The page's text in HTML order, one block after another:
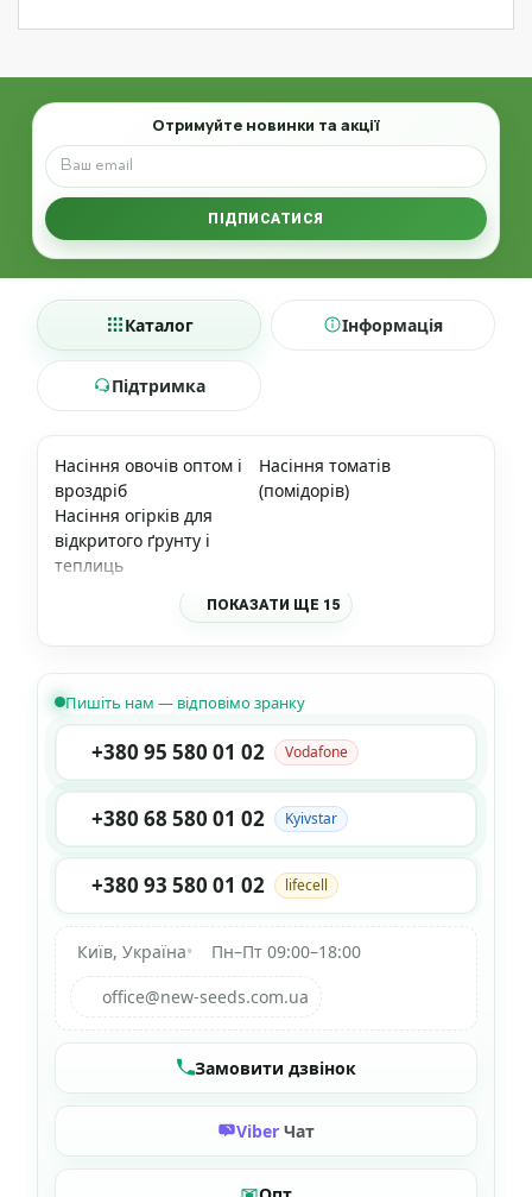
Email
Отримуйте новинки та акції
ПІДПИСАТИСЯ
Каталог Інформація
Підтримка
Насіння овочів оптом і
вроздріб
Насіння томатів
(помідорів)
Насіння огірків для
відкритого ґрунту і
теплиць
ПОКАЗАТИ ЩЕ 15
Пишіть нам — відповімо зранку
+380 95 580 01 02 Vodafone
+380 68 580 01 02 Kyivstar
+380 93 580 01 02 lifecell
Київ, Україна•
Пн–Пт 09:00–18:00
office@new-seeds.com.ua
Замовити дзвінок
Viber Чат